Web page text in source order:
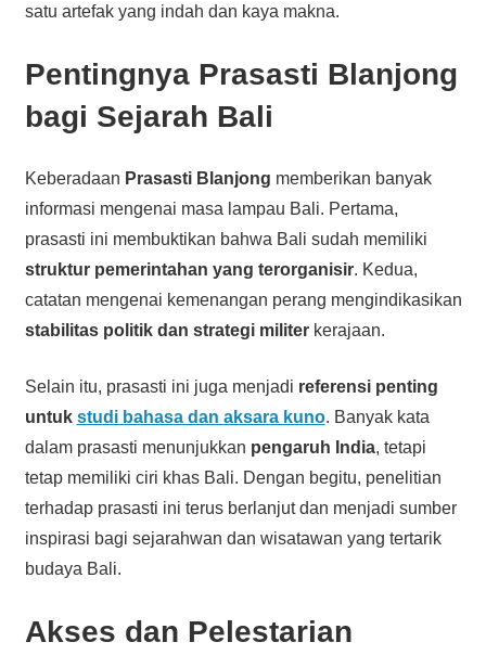
satu artefak yang indah dan kaya makna.
Pentingnya Prasasti Blanjong
bagi Sejarah Bali
Keberadaan Prasasti Blanjong memberikan banyak
informasi mengenai masa lampau Bali. Pertama,
prasasti ini membuktikan bahwa Bali sudah memiliki
struktur pemerintahan yang terorganisir. Kedua,
catatan mengenai kemenangan perang mengindikasikan
stabilitas politik dan strategi militerkerajaan.
Selain itu, prasasti ini juga menjadi referensi penting
untuk studi bahasa dan aksara kuno. Banyak kata
dalam prasasti menunjukkan pengaruh India, tetapi
tetap memiliki ciri khas Bali. Dengan begitu, penelitian
terhadap prasasti ini terus berlanjut dan menjadi sumber
inspirasi bagi sejarahwan dan wisatawan yang tertarik
budaya Bali.
Akses dan Pelestarian